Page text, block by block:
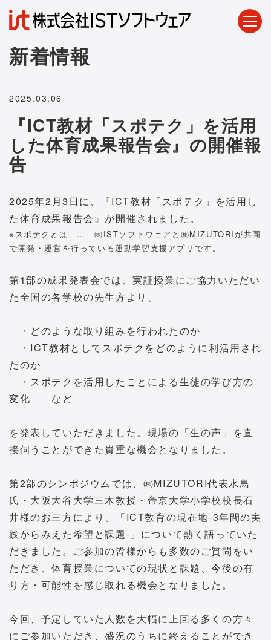
新着情報
2025.03.06
『ICT教材「スポテク」を活用
した体育成果報告会』の開催報
告
2025年2月3日に、『ICT教材「スポテク」を活用し
た体育成果報告会』が開催されました。
※スポテクとは … ㈱ISTソフトウェアと㈱MIZUTORIが共同
で開発・運営を行っている運動学習支援アプリです。
第1部の成果発表会では、実証授業にご協力いただい
た全国の各学校の先生方より、
・どのような取り組みを行われたのか
・ICT教材としてスポテクをどのように利活用され
たのか
・スポテクを活用したことによる生徒の学び方の
変化 など
を発表していただきました。現場の「生の声」を直
接伺うことができた貴重な機会となりました。
第2部のシンポジウムでは、㈱MIZUTORI代表水鳥
氏・大阪大谷大学三木教授・帝京大学小学校校長石
井様のお三方により、「ICT教育の現在地-3年間の実
践からみえた希望と課題-」について熱く語っていた
だきました。ご参加の皆様からも多数のご質問をい
ただき、体育授業についての現状と課題、今後の有
り方・可能性を感じ取れる機会となりました。
今回、予定していた人数を大幅に上回る多くの方々
にご参加いただき、盛況のうちに終えることができ